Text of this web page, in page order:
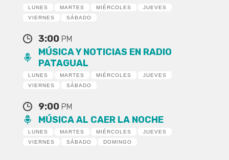
LUNES MARTES MIÉRCOLES
JUEVES
VIERNES
SÁBADO
3:00 PM
MÚSICA Y NOTICIAS EN RADIO
PATAGUAL
LUNES MARTES MIÉRCOLES
JUEVES
VIERNES
SÁBADO
9:00 PM
MÚSICA AL CAER LA NOCHE
LUNES MARTES MIÉRCOLES
JUEVES
VIERNES
SÁBADO DOMINGO